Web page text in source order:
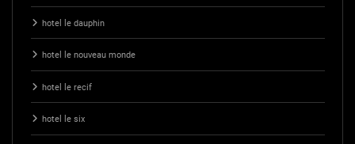
hotel le dauphin
hotel le nouveau monde
hotel le recif
hotel le six